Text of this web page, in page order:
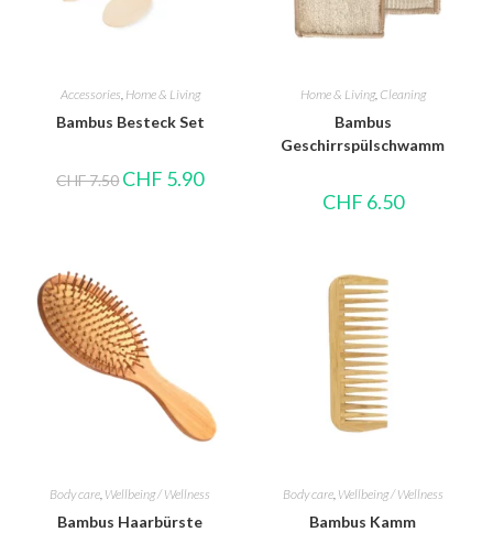
Accessories Home & Living
Bambus Besteck Set
CHF7.50 CHF 5.90
Home & Living, Cleaning
Bambus
Geschirrspülschwamm
CHF 6.50
Body care, Wellbeing / Wellness
Bambus Haarbürste
Body care, Wellbeing / Wellness
Bambus Kamm